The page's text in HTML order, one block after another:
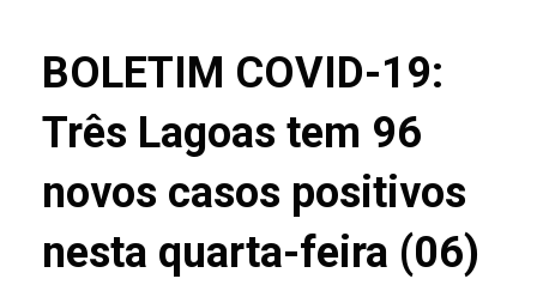
BOLETIM COVID-19:
Três Lagoas tem 96
novos casos positivos
nesta quarta-feira (06)